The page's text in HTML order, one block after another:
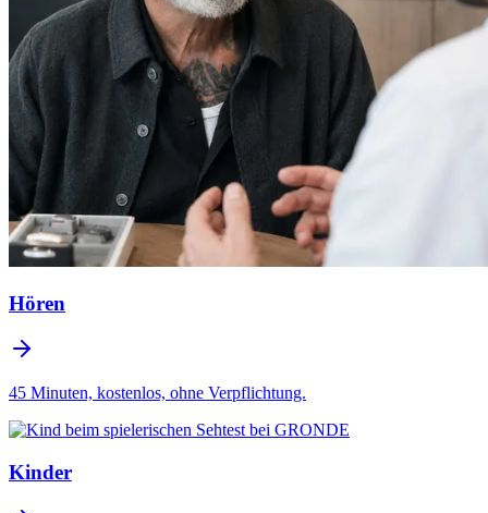
Hören
45 Minuten, kostenlos, ohne Verpflichtung.
Kinder